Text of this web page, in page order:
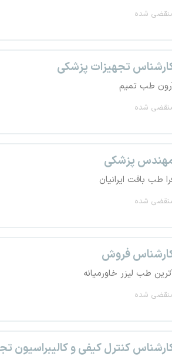
شده
تجهیزات پزشکی
طب تمیم
شده
پزشکی
طب بافت ایرانیان
شده
فروش
طب لیزر خاورمیانه
شده
کنترل کیفی و کالیبراسیون